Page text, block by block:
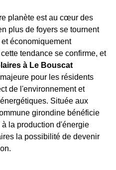
planète est au cœur des
plus de foyers se tournent
économiquement
tendance se confirme, et
à Le Bouscat
pour les résidents
de l'environnement et
Située aux
girondine bénéficie
la production d'énergie
la possibilité de devenir